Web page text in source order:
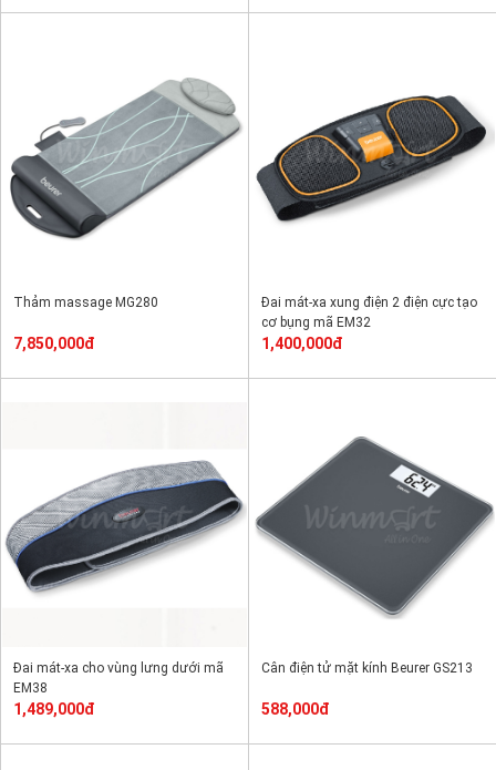
Thảm massage MG280
7,850,000đ
Đai mát-xa xung điện 2 điện cực tạo
cơ bụng mã EM32
1,400,000đ
Đai mát-xa cho vùng lưng dưới mã
EM38
1,489,000đ
Cân điện tử mặt kính Beurer GS213
588,000đ